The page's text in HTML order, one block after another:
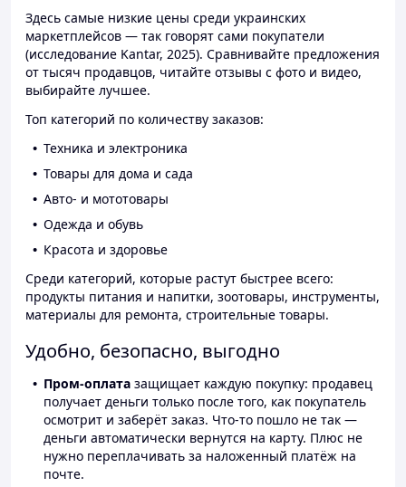
Здесь самые низкие цены среди украинских
маркетплейсов — так говорят сами покупатели
(исследование Kantar, 2025). Сравнивайте предложения
от тысяч продавцов, читайте отзывы с фото и видео,
выбирайте лучшее.
Топ категорий по количеству заказов:
Техника и электроника
Товары для дома и сада
Авто- и мототовары
Одежда и обувь
Красота и здоровье
Среди категорий, которые растут быстрее всего:
продукты питания и напитки, зоотовары, инструменты,
материалы для ремонта, строительные товары.
Удобно, безопасно, выгодно
Пром-оплата защищает каждую покупку: продавец
получает деньги только после того, как покупатель
осмотрит и заберёт заказ. Что-то пошло не так —
деньги автоматически вернутся на карту. Плюс не
нужно переплачивать за наложенный платёж на
почте.